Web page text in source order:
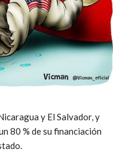
y El Salvador, y
80 % de su financiación